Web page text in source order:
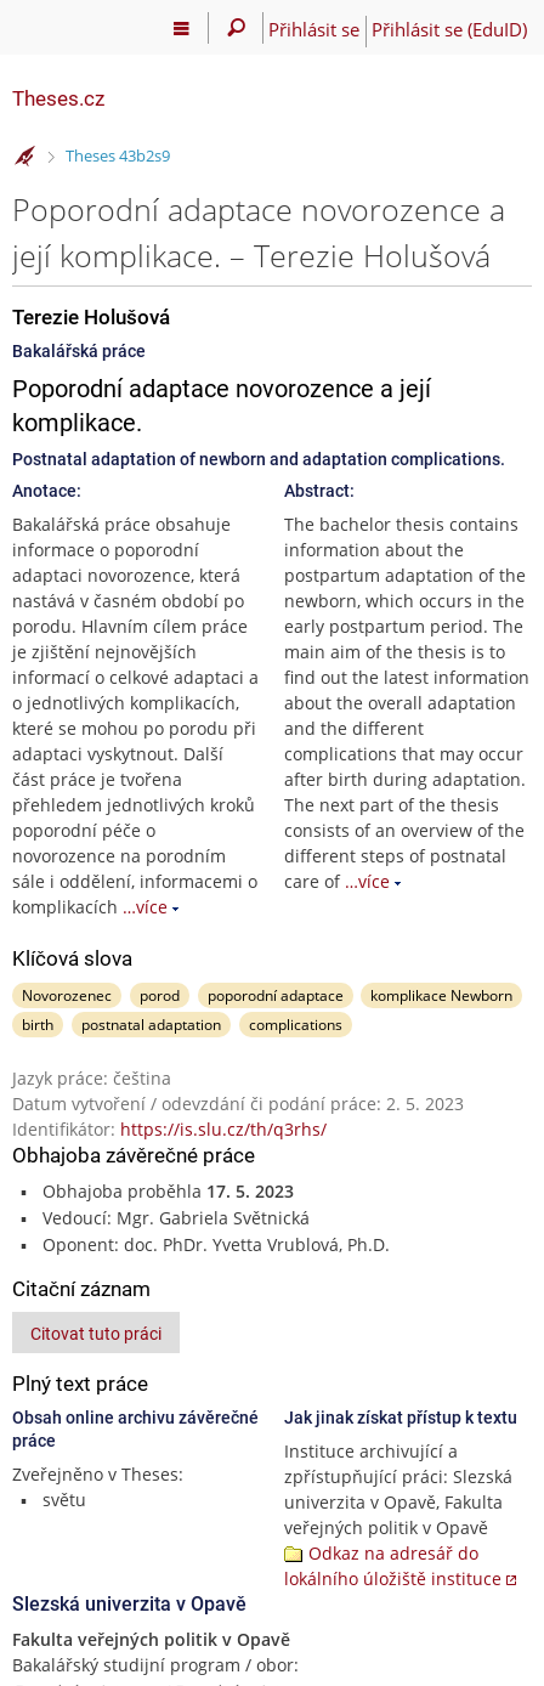
Přihlásit se Přihlásit se (EduID)
Theses.cz
>
Theses 43b2s9
Poporodní adaptace novorozence a
její komplikace. – Terezie Holušová
Terezie Holušová
Bakalářská práce
Poporodní adaptace novorozence a její
komplikace.
Postnatal adaptation of newborn and adaptation complications.
Anotace:
Bakalářská práce obsahuje
informace o poporodní
adaptaci novorozence, která
nastává v časném období po
porodu. Hlavním cílem práce
je zjištění nejnovějších
informací o celkové adaptaci a
o jednotlivých komplikacích,
které se mohou po porodu při
adaptaci vyskytnout. Další
část práce je tvořena
přehledem jednotlivých kroků
poporodní péče o
novorozence na porodním
sále i oddělení, informacemi o
komplikacích …více
Abstract:
The bachelor thesis contains
information about the
postpartum adaptation of the
newborn, which occurs in the
early postpartum period. The
main aim of the thesis is to
find out the latest information
about the overall adaptation
and the different
complications that may occur
after birth during adaptation.
The next part of the thesis
consists of an overview of the
different steps of postnatal
care of …více
Klíčová slova
Novorozenec porod poporodní adaptace
komplikace Newborn
birth
postnatal adaptation complications
Jazyk práce: čeština
Datum vytvoření / odevzdání či podání práce: 2. 5. 2023
Identifikátor: https://is.slu.cz/th/q3rhs/
Obhajoba závěrečné práce
Obhajoba proběhla 17. 5. 2023
Vedoucí: Mgr. Gabriela Světnická
Oponent: doc. PhDr. Yvetta Vrublová, Ph.D.
Citační záznam
Citovat tuto práci
Plný text práce
Obsah online archivu závěrečné
práce
Zveřejněno v Theses:
světu
Jak jinak získat přístup k textu
Instituce archivující a
zpřístupňující práci: Slezská
univerzita v Opavě, Fakulta
veřejných politik v Opavě
Odkaz na adresář do
lokálního úložiště instituce
Slezská univerzita v Opavě
Fakulta veřejných politik v Opavě
Bakalářský studijní program / obor: